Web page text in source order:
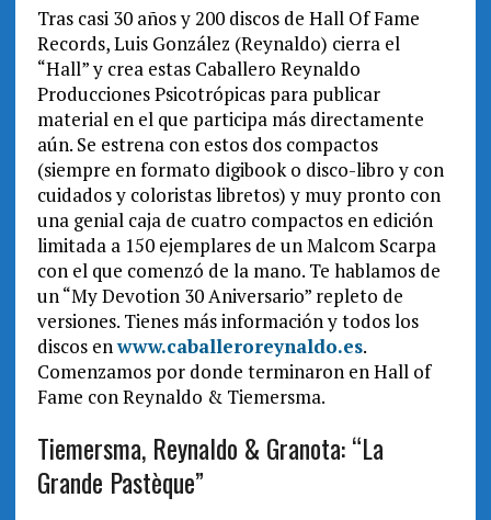
Tras casi 30 años y 200 discos de Hall Of Fame
Records, Luis González (Reynaldo) cierra el
“Hall” y crea estas Caballero Reynaldo
Producciones Psicotrópicas para publicar
material en el que participa más directamente
aún. Se estrena con estos dos compactos
(siempre en formato digibook o disco-libro y con
cuidados y coloristas libretos) y muy pronto con
una genial caja de cuatro compactos en edición
limitada a 150 ejemplares de un Malcom Scarpa
con el que comenzó de la mano. Te hablamos de
un “My Devotion 30 Aniversario” repleto de
versiones. Tienes más información y todos los
discos enwww.caballeroreynaldo.es.
Comenzamos por donde terminaron en Hall of
Fame con Reynaldo & Tiemersma.
Tiemersma, Reynaldo & Granota: “La
Grande Pastèque”